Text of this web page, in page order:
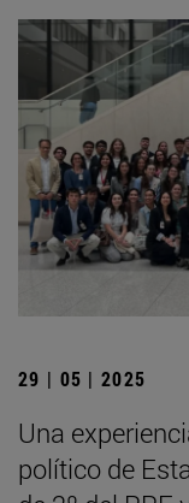
29 | 05 | 2025
Una
político de